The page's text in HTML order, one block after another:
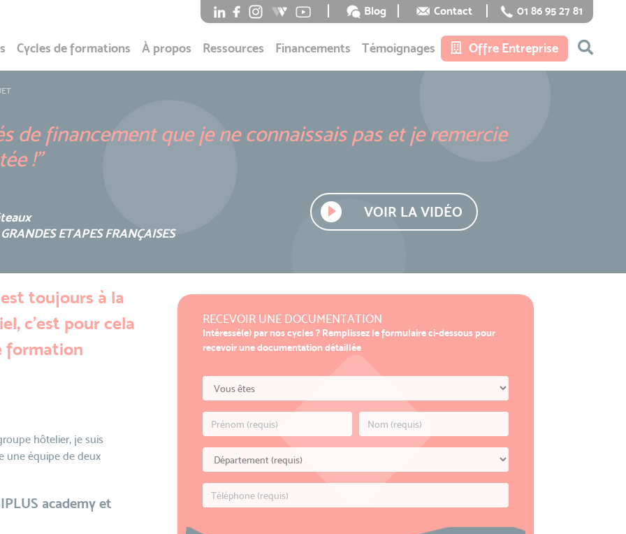
Blog Contact 01 86 95 27 81
Cycles de formations À propos Ressources Financements Témoignages Offre Entreprise
de financement que je ne connaissais pas et je remercie
!”
ETAPES FRANÇAISES
VOIR LA VIDÉO
toujours à la
c'est pour cela
formation
hôtelier, je suis
une équipe de deux
academy et
RECEVOIR UNE DOCUMENTATION
Intéressé(e) par nos cycles ? Remplissez le formulaire ci-dessous pour
recevoir une documentation détaillée